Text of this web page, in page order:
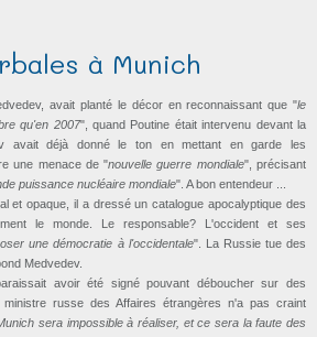
à Munich
avait planté le décor en reconnaissant que "le
qu'en 2007", quand Poutine était intervenu devant la
avait déjà donné le ton en mettant en garde les
une menace de "nouvelle guerre mondiale", précisant
puissance nucléaire mondiale". A bon entendeur ...
et opaque, il a dressé un catalogue apocalyptique des
le monde. Le responsable? L'occident et ses
une démocratie à l'occidentale". La Russie tue des
Medvedev.
avoir été signé pouvant déboucher sur des
russe des Affaires étrangères n'a pas craint
sera impossible à réaliser, et ce sera la faute des